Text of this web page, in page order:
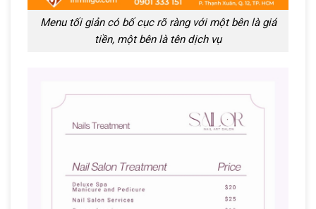
Menu tối giản có bố cục rõ ràng với một bên là giá
tiền, một bên là tên dịch vụ